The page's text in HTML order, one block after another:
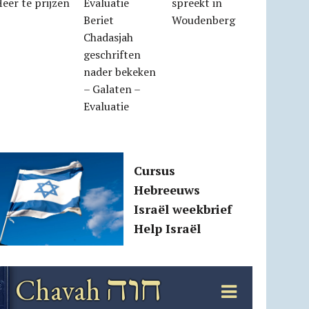
Beriet
Chadasjah
geschriften
nader bekeken
– Galaten –
Evaluatie
Woudenberg
Cursus
Hebreeuws
Israël weekbrief
Help Israël